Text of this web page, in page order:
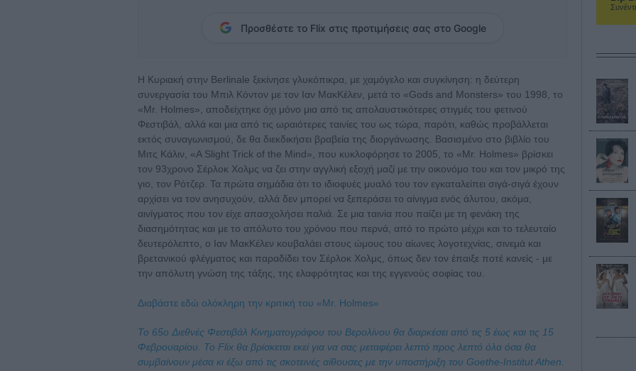
Προσθέστε το Flix στις προτιμήσεις σας στο Google
Η Κυριακή στην Berlinale ξεκίνησε γλυκόπικρα, με χαμόγελο και συγκίνηση: η δεύτερη
συνεργασία του Μπιλ Κόντον με τον Ιαν ΜακΚέλεν, μετά το «Gods and Monsters» του 1998, το
«Mr. Holmes», αποδείχτηκε όχι μόνο μια από τις απολαυστικότερες στιγμές του φετινού
Φεστιβάλ, αλλά και μια από τις ωραιότερες ταινίες του ως τώρα, παρότι, καθώς προβάλλεται
εκτός συναγωνισμού, δε θα διεκδικήσει βραβεία της διοργάνωσης. Bασισμένο στο βιβλίο του
Μιτς Κάλιν, «A Slight Trick of the Mind», που κυκλοφόρησε το 2005, το «Mr. Holmes» βρίσκει
τον 93χρονο Σέρλοκ Χολμς να ζει στην αγγλική εξοχή μαζί με την οικονόμο του και τον μικρό της
γιο, τον Ρότζερ. Τα πρώτα σημάδια ότι το ιδιοφυές μυαλό του τον εγκαταλείπει σιγά-σιγά έχουν
αρχίσει να τον ανησυχούν, αλλά δεν μπορεί να ξεπεράσει το αίνιγμα ενός άλυτου, ακόμα,
αινίγματος που τον είχε απασχολήσει παλιά. Σε μια ταινία που παίζει με τη φενάκη της
διασημότητας και με το απόλυτο του χρόνου που περνά, από το πρώτο μέχρι και το τελευταίο
δευτερόλεπτο, ο Ιαν ΜακΚέλεν κουβαλάει στους ώμους του αίωνες λογοτεχνίας, σινεμά και
βρετανικού φλέγματος και παραδίδει τον Σέρλοκ Χολμς, όπως δεν τον έπαιξε ποτέ κανείς - με
την απόλυτη γνώση της τάξης, της ελαφρότητας και της εγγενούς σοφίας του.
Διαβάστε εδώ ολόκληρη την κριτική του «Mr. Holmes»
To 65o Διεθνές Φεστιβάλ Κινηματογράφου του Βερολίνου θα διαρκέσει από τις 5 έως και τις 15
Φεβρουαρίου. Το Flix θα βρίσκεται εκεί για να σας μεταφέρει λεπτό προς λεπτό όλα όσα θα
συμβαίνουν μέσα κι έξω από τις σκοτεινές αίθουσες με την υποστήριξη του Goethe-Institut Athen.